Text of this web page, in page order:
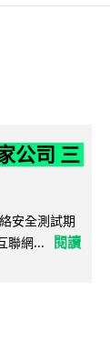
公司 三
安全測試期
聯網...
閱讀